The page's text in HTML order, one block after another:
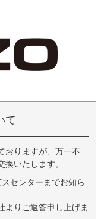
て
おりますが、万一不
いたします。
センターまでお知ら
よりご返答申し上げま